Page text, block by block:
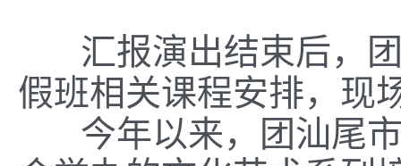
汇报演出结束后，团
假班相关课程安排，现
今年以来，团汕尾市